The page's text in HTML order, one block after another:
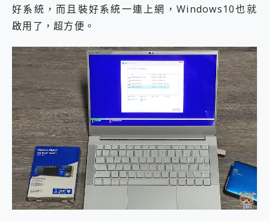
好系統，而且裝好系統一連上網，Windows10也就
啟用了，超方便。